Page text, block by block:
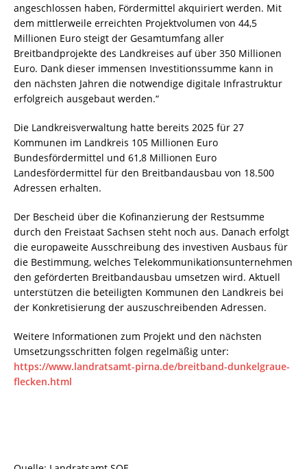
angeschlossen haben, Fördermittel akquiriert werden. Mit
dem mittlerweile erreichten Projektvolumen von 44,5
Millionen Euro steigt der Gesamtumfang aller
Breitbandprojekte des Landkreises auf über 350 Millionen
Euro. Dank dieser immensen Investitionssumme kann in
den nächsten Jahren die notwendige digitale Infrastruktur
erfolgreich ausgebaut werden.“
Die Landkreisverwaltung hatte bereits 2025 für 27
Kommunen im Landkreis 105 Millionen Euro
Bundesfördermittel und 61,8 Millionen Euro
Landesfördermittel für den Breitbandausbau von 18.500
Adressen erhalten.
Der Bescheid über die Kofinanzierung der Restsumme
durch den Freistaat Sachsen steht noch aus. Danach erfolgt
die europaweite Ausschreibung des investiven Ausbaus für
die Bestimmung, welches Telekommunikationsunternehmen
den geförderten Breitbandausbau umsetzen wird. Aktuell
unterstützen die beteiligten Kommunen den Landkreis bei
der Konkretisierung der auszuschreibenden Adressen.
Weitere Informationen zum Projekt und den nächsten
Umsetzungsschritten folgen regelmäßig unter:
https://www.landratsamt-pirna.de/breitband-dunkelgraue-
flecken.html